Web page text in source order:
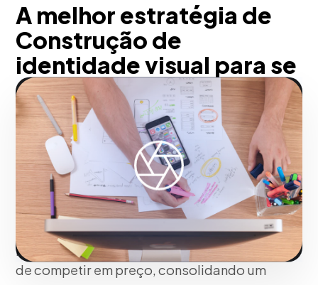
A melhor estratégia de
Construção de
identidade visual para se
diferenciar em mercados
saturados em Salvador
Com a nossa metodologia, uma
identidade forte é uma ferramenta de
negócios mais lucrativa no longo prazo.
produto ou serviço para que você deixe
de competir em preço, consolidando um